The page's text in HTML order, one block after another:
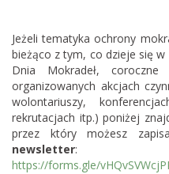
Jeżelitematyka ochrony
bieżąco z tym, co dzieje się
Dnia Mokradeł, coroczne
organizowanych akcjach
wolontariuszy,
rekrutacjach itp.) poniżej
przez który możesz
newsletter:
https://forms.gle/